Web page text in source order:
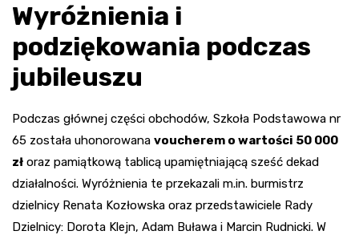
Wyróżnienia i
podziękowania podczas
jubileuszu
Podczas głównej części obchodów, Szkoła Podstawowa nr
65 została uhonorowana voucherem o wartości 50 000
zł oraz pamiątkową tablicą upamiętniającą sześć dekad
działalności. Wyróżnienia te przekazali m.in. burmistrz
dzielnicy Renata Kozłowska oraz przedstawiciele Rady
Dzielnicy: Dorota Klejn, Adam Buława i Marcin Rudnicki. W